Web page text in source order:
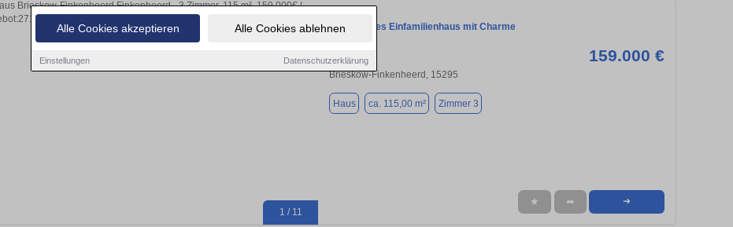
Alle Cookies akzeptieren Alle Cookies ablehnen
Einstellungen Datenschutzerklärung
1 / 11
Historisches Einfamilienhaus mit Charme
159.000 €
Brieskow-Finkenheerd, 15295
Haus ca. 115,00 m² Zimmer 3
★ ➦ ➜